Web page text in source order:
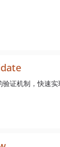
证机制，快速实